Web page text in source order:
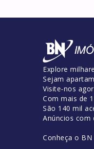
Explore
Sejam
Visite-nos
Com mais de
São 140 mil
Anúncios com
Conheça o